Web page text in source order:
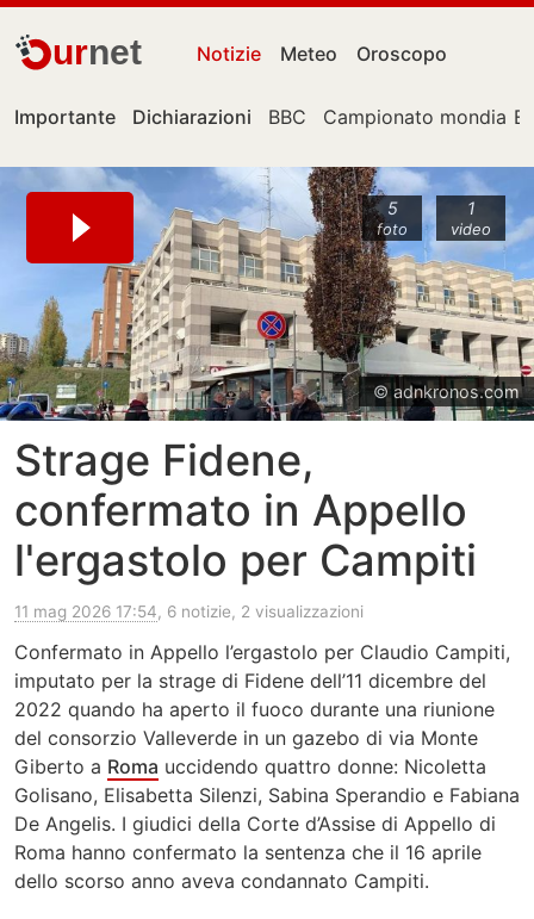
urnet Notizie Meteo Oroscopo
Importante Dichiarazioni BBC Campionato mondiale
5
foto
1
video
© adnkronos.com
Strage Fidene,
confermato in Appello
l'ergastolo per Campiti
11 mag 2026 17:54, 6 notizie, 2 visualizzazioni
Confermato in Appello l’ergastolo per Claudio Campiti,
imputato per la strage di Fidene dell’11 dicembre del
2022 quando ha aperto il fuoco durante una riunione
del consorzio Valleverde in un gazebo di via Monte
Giberto a Roma uccidendo quattro donne: Nicoletta
Golisano, Elisabetta Silenzi, Sabina Sperandio e Fabiana
De Angelis. I giudici della Corte d’Assise di Appello di
Roma hanno confermato la sentenza che il 16 aprile
dello scorso anno aveva condannato Campiti.